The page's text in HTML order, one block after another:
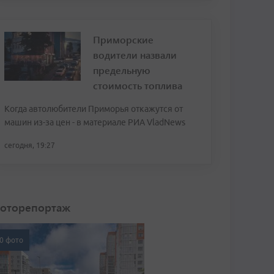
Приморские
водители назвали
предельную
стоимость топлива
Когда автолюбители Приморья откажутся от
машин из-за цен - в материале РИА VladNews
сегодня, 19:27
фото